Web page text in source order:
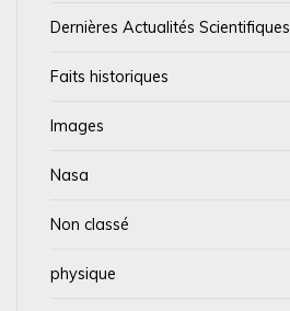
Dernières Actualités Scientifiques
Faits historiques
Images
Nasa
Non classé
physique